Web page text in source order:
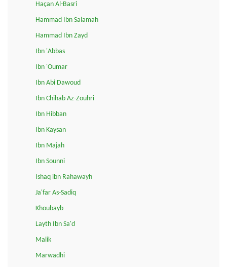
Haçan Al-Basri
Hammad Ibn Salamah
Hammad Ibn Zayd
Ibn 'Abbas
Ibn 'Oumar
Ibn Abi Dawoud
Ibn Chihab Az-Zouhri
Ibn Hibban
Ibn Kaysan
Ibn Majah
Ibn Sounni
Ishaq ibn Rahawayh
Ja'far As-Sadiq
Khoubayb
Layth Ibn Sa'd
Malik
Marwadhi